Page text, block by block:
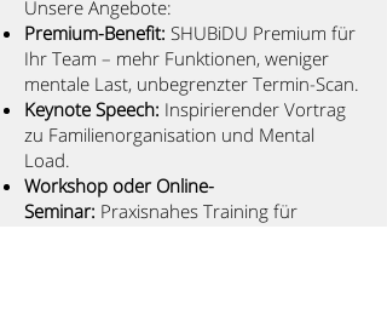
Unsere Angebote:
Premium-Benefit: SHUBiDU Premium für
Ihr Team – mehr Funktionen, weniger
mentale Last, unbegrenzter Termin-Scan.
Keynote Speech: Inspirierender Vortrag
zu Familienorganisation und Mental
Load.
Workshop oder Online-
Seminar: Praxisnahes Training für